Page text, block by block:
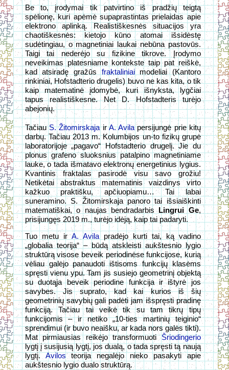
Be to, įrodymai tik patvirtino iš pradžių teigtą
spėlionę, kuri apėmė supaprastintas prielaidas apie
elektrono aplinką. Realistiškesnės situacijos yra
chaotiškesnės: kietojo kūno atomai išsidėstę
sudėtingiau, o magnetiniai laukai nebūna pastovūs.
Taigi tai nederėjo su fizikine tikrove. Įrodymo
neveikimas platesniame kontekste taip pat reiškė,
kad atsiradę gražūs fraktaliniaimodeliai (Kantoro
rinkiniai, Hofstadterio drugelis) buvo ne kas kita, o tik
kaip matematinė įdomybė, kuri išnyksta, lygčiai
tapus realistiškesne. Net D. Hofstadteris turėjo
abejonių.
TačiauS. ŽitomirskajairA. Avilapersijungė prie kitų
darbų. Tačiau 2013 m. Kolumbijos un-to fizikų grupė
laboratorijoje „pagavo“ Hofstadterio drugelį. Jie du
plonus grafeno sluoksnius patalpino magnetiniame
lauke, o tada išmatavo elektronų energetinius lygius.
Kvantinis fraktalas pasirodė visu savo grožiu!
Netikėtai abstraktus matematinis vaizdinys virto
kažkuo praktišku, apčiuopiamu… Tai labai
suneramino. S. Žitomirskaja panoro tai išsiaiškinti
matematiškai, o naujas bendradarbisLingrui Ge,
prisijungęs 2019 m., turėjo idėją, kaip tai padaryti.
Tuo metu irA. Avilapradėjo kurti tai, ką vadino
„globalia teorija“ – būdą atskleisti aukštesnio lygio
struktūrą visose beveik periodinėse funkcijose, kurią
vėliau galėjo panaudoti ištisoms funkcijų klasėms
spręsti vienu ypu. Tam jis susiejo geometrinį objektą
su duotąja beveik periodine funkcija ir ištyrė jos
savybes. Jis suprato, kad kai kurios iš šių
geometrinių savybių gali padėti jam išspręsti pradinę
funkciją. Tačiau tai veikė tik su tam tikrų tipų
funkcijomis – ir netiko „10-ties martinių teiginio“
sprendimui (ir buvo neaišku, ar kada nors galės tikti).
Mat pirmiausias reikėjo transformuotiŠriodingerio
lygtį į susijusią lygtį, jos dualą, o tada spręsti tą naują
lygtį.Avilosteorija negalėjo nieko pasakyti apie
aukštesnio lygio dualo struktūrą.